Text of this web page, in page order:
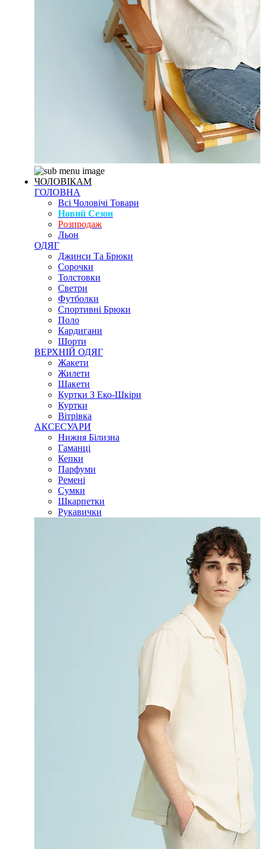
ЧОЛОВІКАМ
ГОЛОВНА
Всі Чоловічі Товари
Новий Сезон
Розпродаж
Льон
ОДЯГ
Джинси Та Брюки
Сорочки
Толстовки
Светри
Футболки
Спортивні Брюки
Поло
Кардигани
Шорти
ВЕРХНІЙ ОДЯГ
Жакети
Жилети
Шакети
Куртки З Еко-Шкіри
Куртки
Вітрівка
АКСЕСУАРИ
Нижня Білизна
Гаманці
Кепки
Парфуми
Ремені
Сумки
Шкарпетки
Рукавички